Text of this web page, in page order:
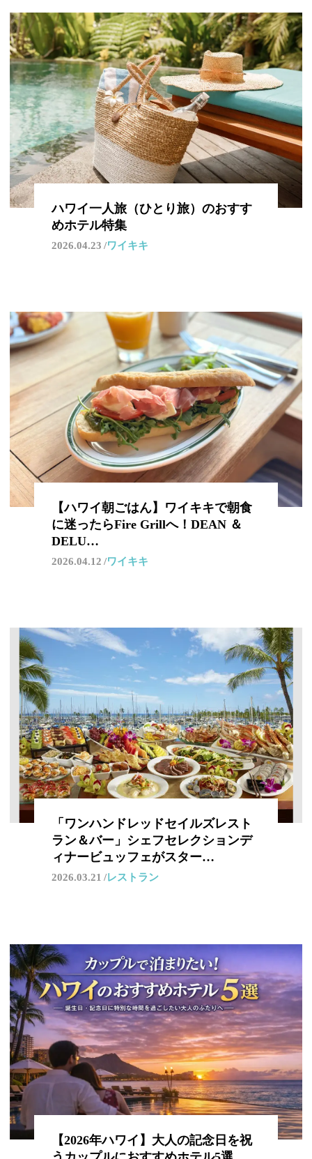
ハワイ一人旅（ひとり旅）のおすす
めホテル特集
2026.04.23 ワイキキ
【ハワイ朝ごはん】ワイキキで朝食
に迷ったらFire Grillへ！DEAN ＆
DELU…
2026.04.12 ワイキキ
「ワンハンドレッドセイルズレスト
ラン＆バー」シェフセレクションデ
ィナービュッフェがスター…
2026.03.21 レストラン
【2026年ハワイ】大人の記念日を祝